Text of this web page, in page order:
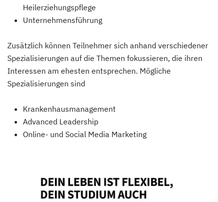
Heilerziehungspflege
Unternehmensführung
Zusätzlich können Teilnehmer sich anhand verschiedener
Spezialisierungen auf die Themen fokussieren, die ihren
Interessen am ehesten entsprechen. Mögliche
Spezialisierungen sind
Krankenhausmanagement
Advanced Leadership
Online- und Social Media Marketing